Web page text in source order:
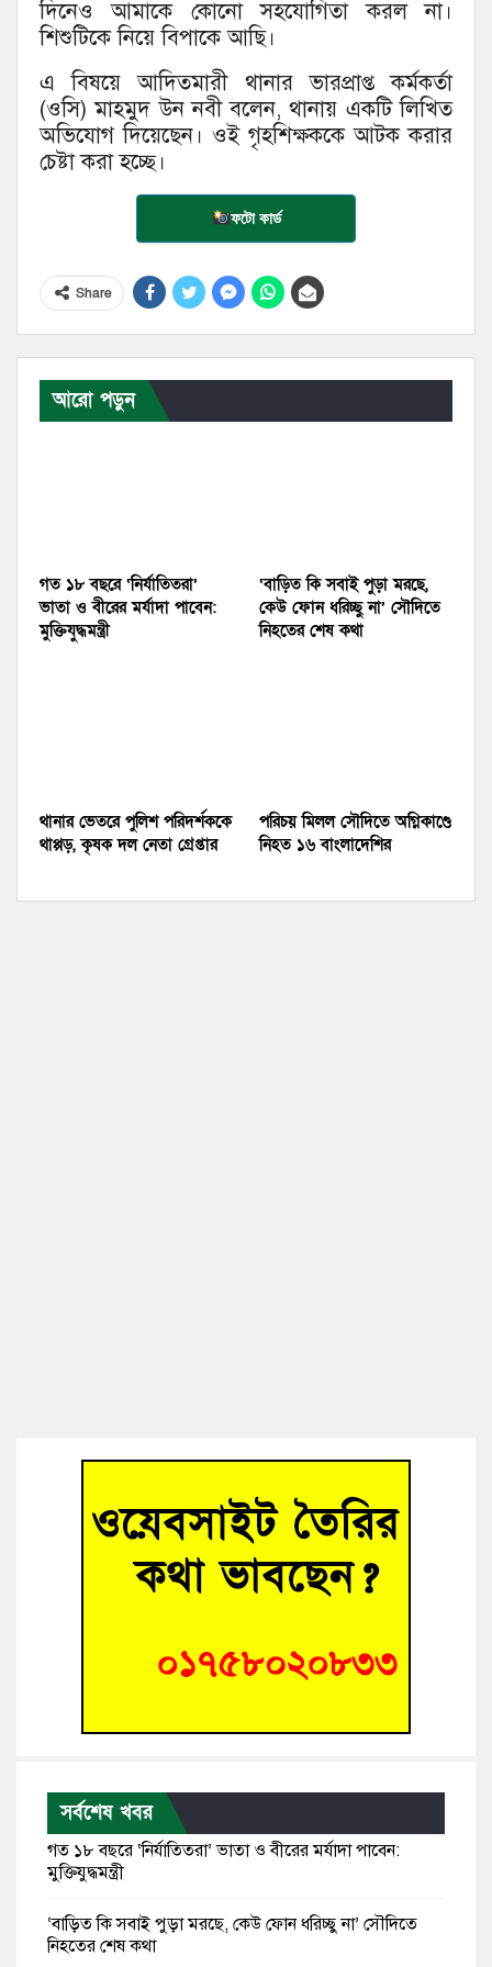
দিনেও আমাকে কোনো সহযোগিতা করল না।
শিশুটিকে নিয়ে বিপাকে আছি।
এ বিষয়ে আদিতমারী থানার ভারপ্রাপ্ত কর্মকর্তা
(ওসি) মাহমুদ উন নবী বলেন, থানায় একটি লিখিত
অভিযোগ দিয়েছেন। ওই গৃহশিক্ষককে আটক করার
চেষ্টা করা হচ্ছে।
ফটো কার্ড
Share
আরো পড়ুন
গত ১৮ বছরে ‘নির্যাতিতরা’
ভাতা ও বীরের মর্যাদা পাবেন:
মুক্তিযুদ্ধমন্ত্রী
‘বাড়িত কি সবাই পুড়া মরছে,
কেউ ফোন ধরিচ্ছু না’ সৌদিতে
নিহতের শেষ কথা
থানার ভেতরে পুলিশ পরিদর্শককে
থাপ্পড়, কৃষক দল নেতা গ্রেপ্তার
পরিচয় মিলল সৌদিতে অগ্নিকাণ্ডে
নিহত ১৬ বাংলাদেশির
সর্বশেষ খবর
গত ১৮ বছরে ‘নির্যাতিতরা’ ভাতা ও বীরের মর্যাদা পাবেন:
মুক্তিযুদ্ধমন্ত্রী
‘বাড়িত কি সবাই পুড়া মরছে, কেউ ফোন ধরিচ্ছু না’ সৌদিতে
নিহতের শেষ কথা